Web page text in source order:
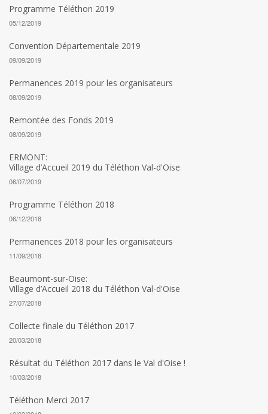
Programme Téléthon 2019
05/12/2019
Convention Départementale 2019
09/09/2019
Permanences 2019 pour les organisateurs
08/09/2019
Remontée des Fonds 2019
08/09/2019
ERMONT:
Village d’Accueil 2019 du Téléthon Val-d'Oise
06/07/2019
Programme Téléthon 2018
06/12/2018
Permanences 2018 pour les organisateurs
11/09/2018
Beaumont-sur-Oise:
Village d’Accueil 2018 du Téléthon Val-d'Oise
27/07/2018
Collecte finale du Téléthon 2017
20/03/2018
Résultat du Téléthon 2017 dans le Val d'Oise !
10/03/2018
Téléthon Merci 2017